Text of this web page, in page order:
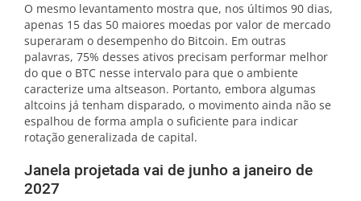
O mesmo levantamento mostra que, nos últimos 90 dias,
apenas 15 das 50 maiores moedas por valor de mercado
superaram o desempenho do Bitcoin. Em outras
palavras, 75% desses ativos precisam performar melhor
do que o BTC nesse intervalo para que o ambiente
caracterize uma altseason. Portanto, embora algumas
altcoins já tenham disparado, o movimento ainda não se
espalhou de forma ampla o suficiente para indicar
rotação generalizada de capital.
Janela projetada vai de junho a janeiro de
2027